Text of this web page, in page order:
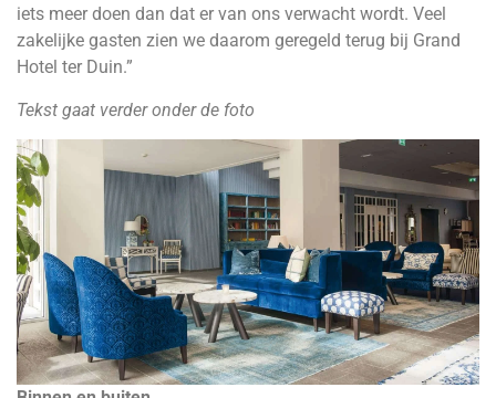
iets meer doen dan dat er van ons verwacht wordt. Veel
zakelijke gasten zien we daarom geregeld terug bij Grand
Hotel ter Duin.”
Tekst gaat verder onder de foto